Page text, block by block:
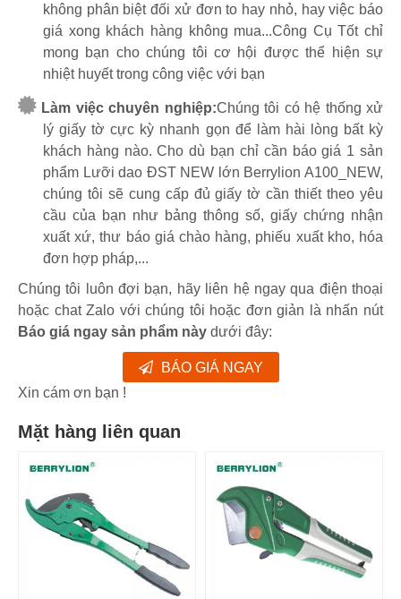
không phân biệt đối xử đơn to hay nhỏ, hay việc báo
giá xong khách hàng không mua...Công Cụ Tốt chỉ
mong bạn cho chúng tôi cơ hội được thể hiện sự
nhiệt huyết trong công việc với bạn
Làm việc chuyên nghiệp:Chúng tôi có hệ thống xử
lý giấy tờ cực kỳ nhanh gọn để làm hài lòng bất kỳ
khách hàng nào. Cho dù bạn chỉ cần báo giá 1 sản
phẩm Lưỡi dao ĐST NEW lớn Berrylion A100_NEW,
chúng tôi sẽ cung cấp đủ giấy tờ cần thiết theo yêu
cầu của bạn như bảng thông số, giấy chứng nhận
xuất xứ, thư báo giá chào hàng, phiếu xuất kho, hóa
đơn hợp pháp,...
Chúng tôi luôn đợi bạn, hãy liên hệ ngay qua điện thoại
hoặc chat Zalo với chúng tôi hoặc đơn giản là nhấn nút
Báo giá ngay sản phẩm này dưới đây:
BÁO GIÁ NGAY
Xin cám ơn bạn !
Mặt hàng liên quan